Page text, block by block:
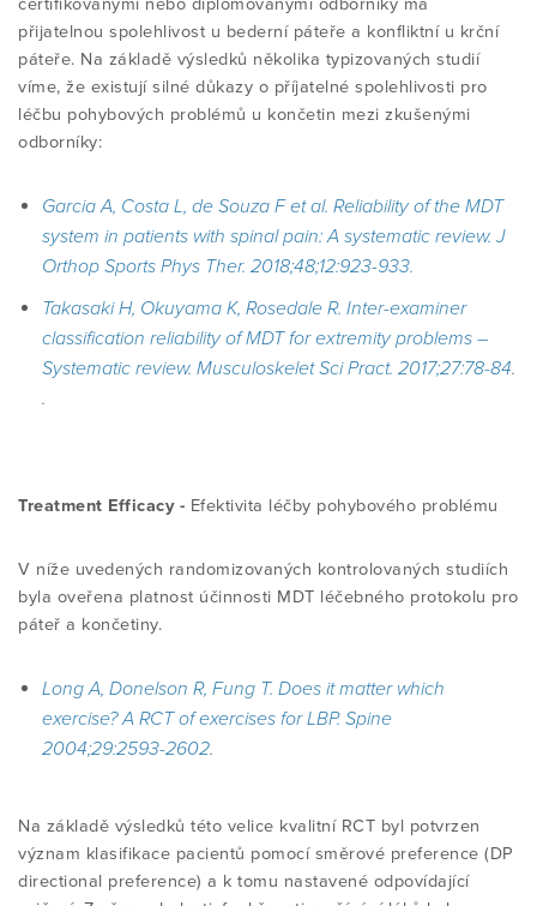
PRESS / NEWS
AKCE / FOTOGALERIE
KE STAŽENÍ
TEST
INFO PRO VEŘEJNOST
certifikovanými nebo diplomovanými odborníky má
přijatelnou spolehlivost u bederní páteře a konfliktní u krční
páteře. Na základě výsledků několika typizovaných studií
víme, že existují silné důkazy o příjatelné spolehlivosti pro
léčbu pohybových problémů u končetin mezi zkušenými
odborníky:
Garcia A, Costa L, de Souza F et al. Reliability of the MDT
system in patients with spinal pain: A systematic review. J
Orthop Sports Phys Ther. 2018;48;12:923-933.
Takasaki H, Okuyama K, Rosedale R. Inter-examiner
classification reliability of MDT for extremity problems –
Systematic review. Musculoskelet Sci Pract. 2017;27:78-84.
.
Treatment Efficacy - Efektivita léčby pohybového problému
V níže uvedených randomizovaných kontrolovaných studiích
byla oveřena platnost účinnosti MDT léčebného protokolu pro
páteř a končetiny.
Long A, Donelson R, Fung T. Does it matter which
exercise? A RCT of exercises for LBP. Spine
2004;29:2593-2602.
Na základě výsledků této velice kvalitní RCT byl potvrzen
význam klasifikace pacientů pomocí směrové preference (DP
directional preference) a k tomu nastavené odpovídající